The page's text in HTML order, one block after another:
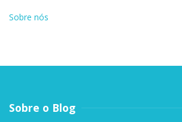
Sobre nós
Sobre o Blog